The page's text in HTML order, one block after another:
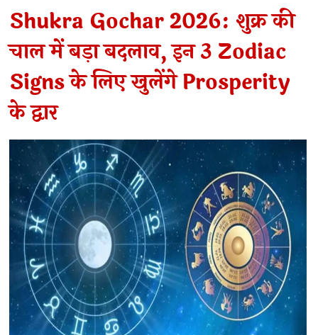
Shukra Gochar 2026: शुक्र की
चाल में बड़ा बदलाव, इन 3 Zodiac
Signs के लिए खुलेंगे Prosperity
के द्वार